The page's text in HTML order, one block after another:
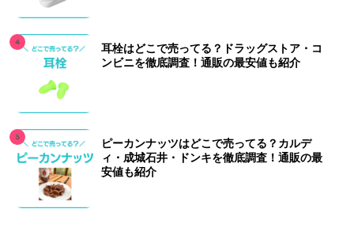
耳栓はどこで売ってる？ドラッグストア・コ
ンビニを徹底調査！通販の最安値も紹介
ピーカンナッツはどこで売ってる？カルデ
ィ・成城石井・ドンキを徹底調査！通販の最
安値も紹介